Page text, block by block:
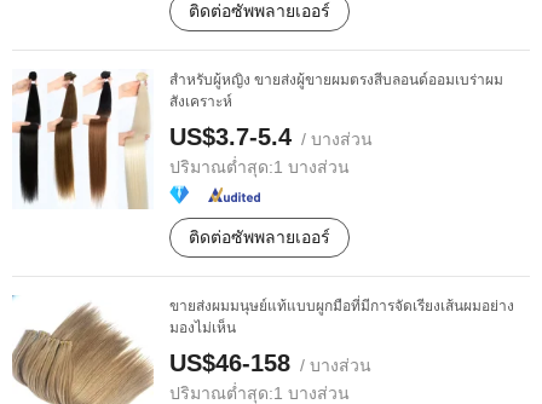
ติดต่อซัพพลายเออร์
สำหรับผู้หญิง ขายส่งผู้ขายผมตรงสีบลอนด์ออมเบร่าผม
สังเคราะห์
US$3.7-5.4 / บางส่วน
ปริมาณต่ำสุด:1 บางส่วน
ติดต่อซัพพลายเออร์
ขายส่งผมมนุษย์แท้แบบผูกมือที่มีการจัดเรียงเส้นผมอย่าง
มองไม่เห็น
US$46-158 / บางส่วน
ปริมาณต่ำสุด:1 บางส่วน